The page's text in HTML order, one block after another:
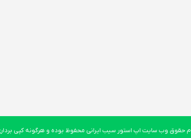
حقوق وب سایت اپ استور سیب ایرانی محفوظ بوده و هرگونه کپی